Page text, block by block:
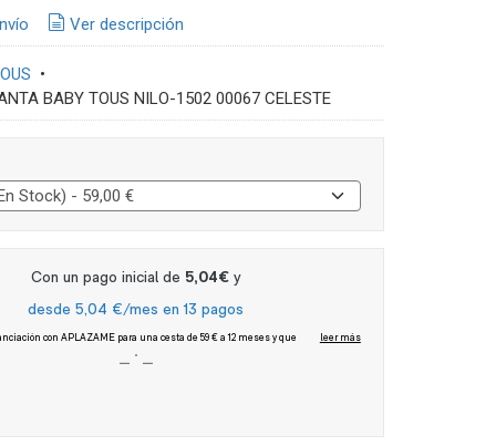
Ver descripción
•
BABY TOUS NILO-1502 00067 CELESTE